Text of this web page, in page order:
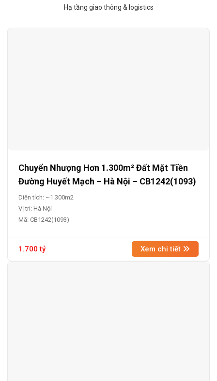
Hạ tầng giao thông & logistics
Chuyển Nhượng Hơn 1.300m² Đất Mặt Tiền
Đường Huyết Mạch – Hà Nội – CB1242(1093)
Diện tích: ~1.300m2
Vị trí: Hà Nội
Mã: CB1242(1093)
1.700 tỷ Xem chi tiết